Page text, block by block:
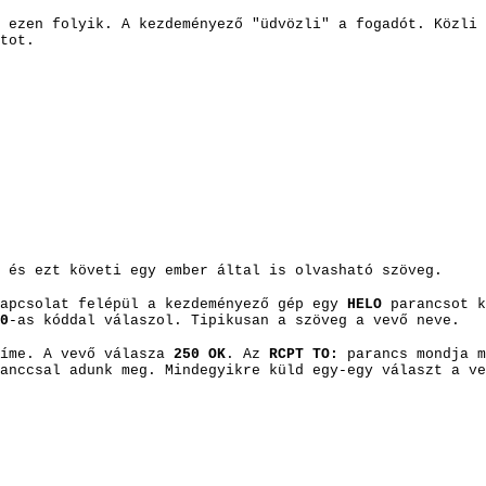
ezen folyik. A kezdeményező "üdvözli" a fogadót.
és ezt követi egy ember által is olvasható szöveg.
felépül a kezdeményező gép egy HELO parancsot
-as kóddal válaszol. Tipikusan a szöveg a vevő neve.
A vevő válasza 250 OK . Az RCPT TO:
parancs
adunk meg. Mindegyikre küld egy-egy választ a